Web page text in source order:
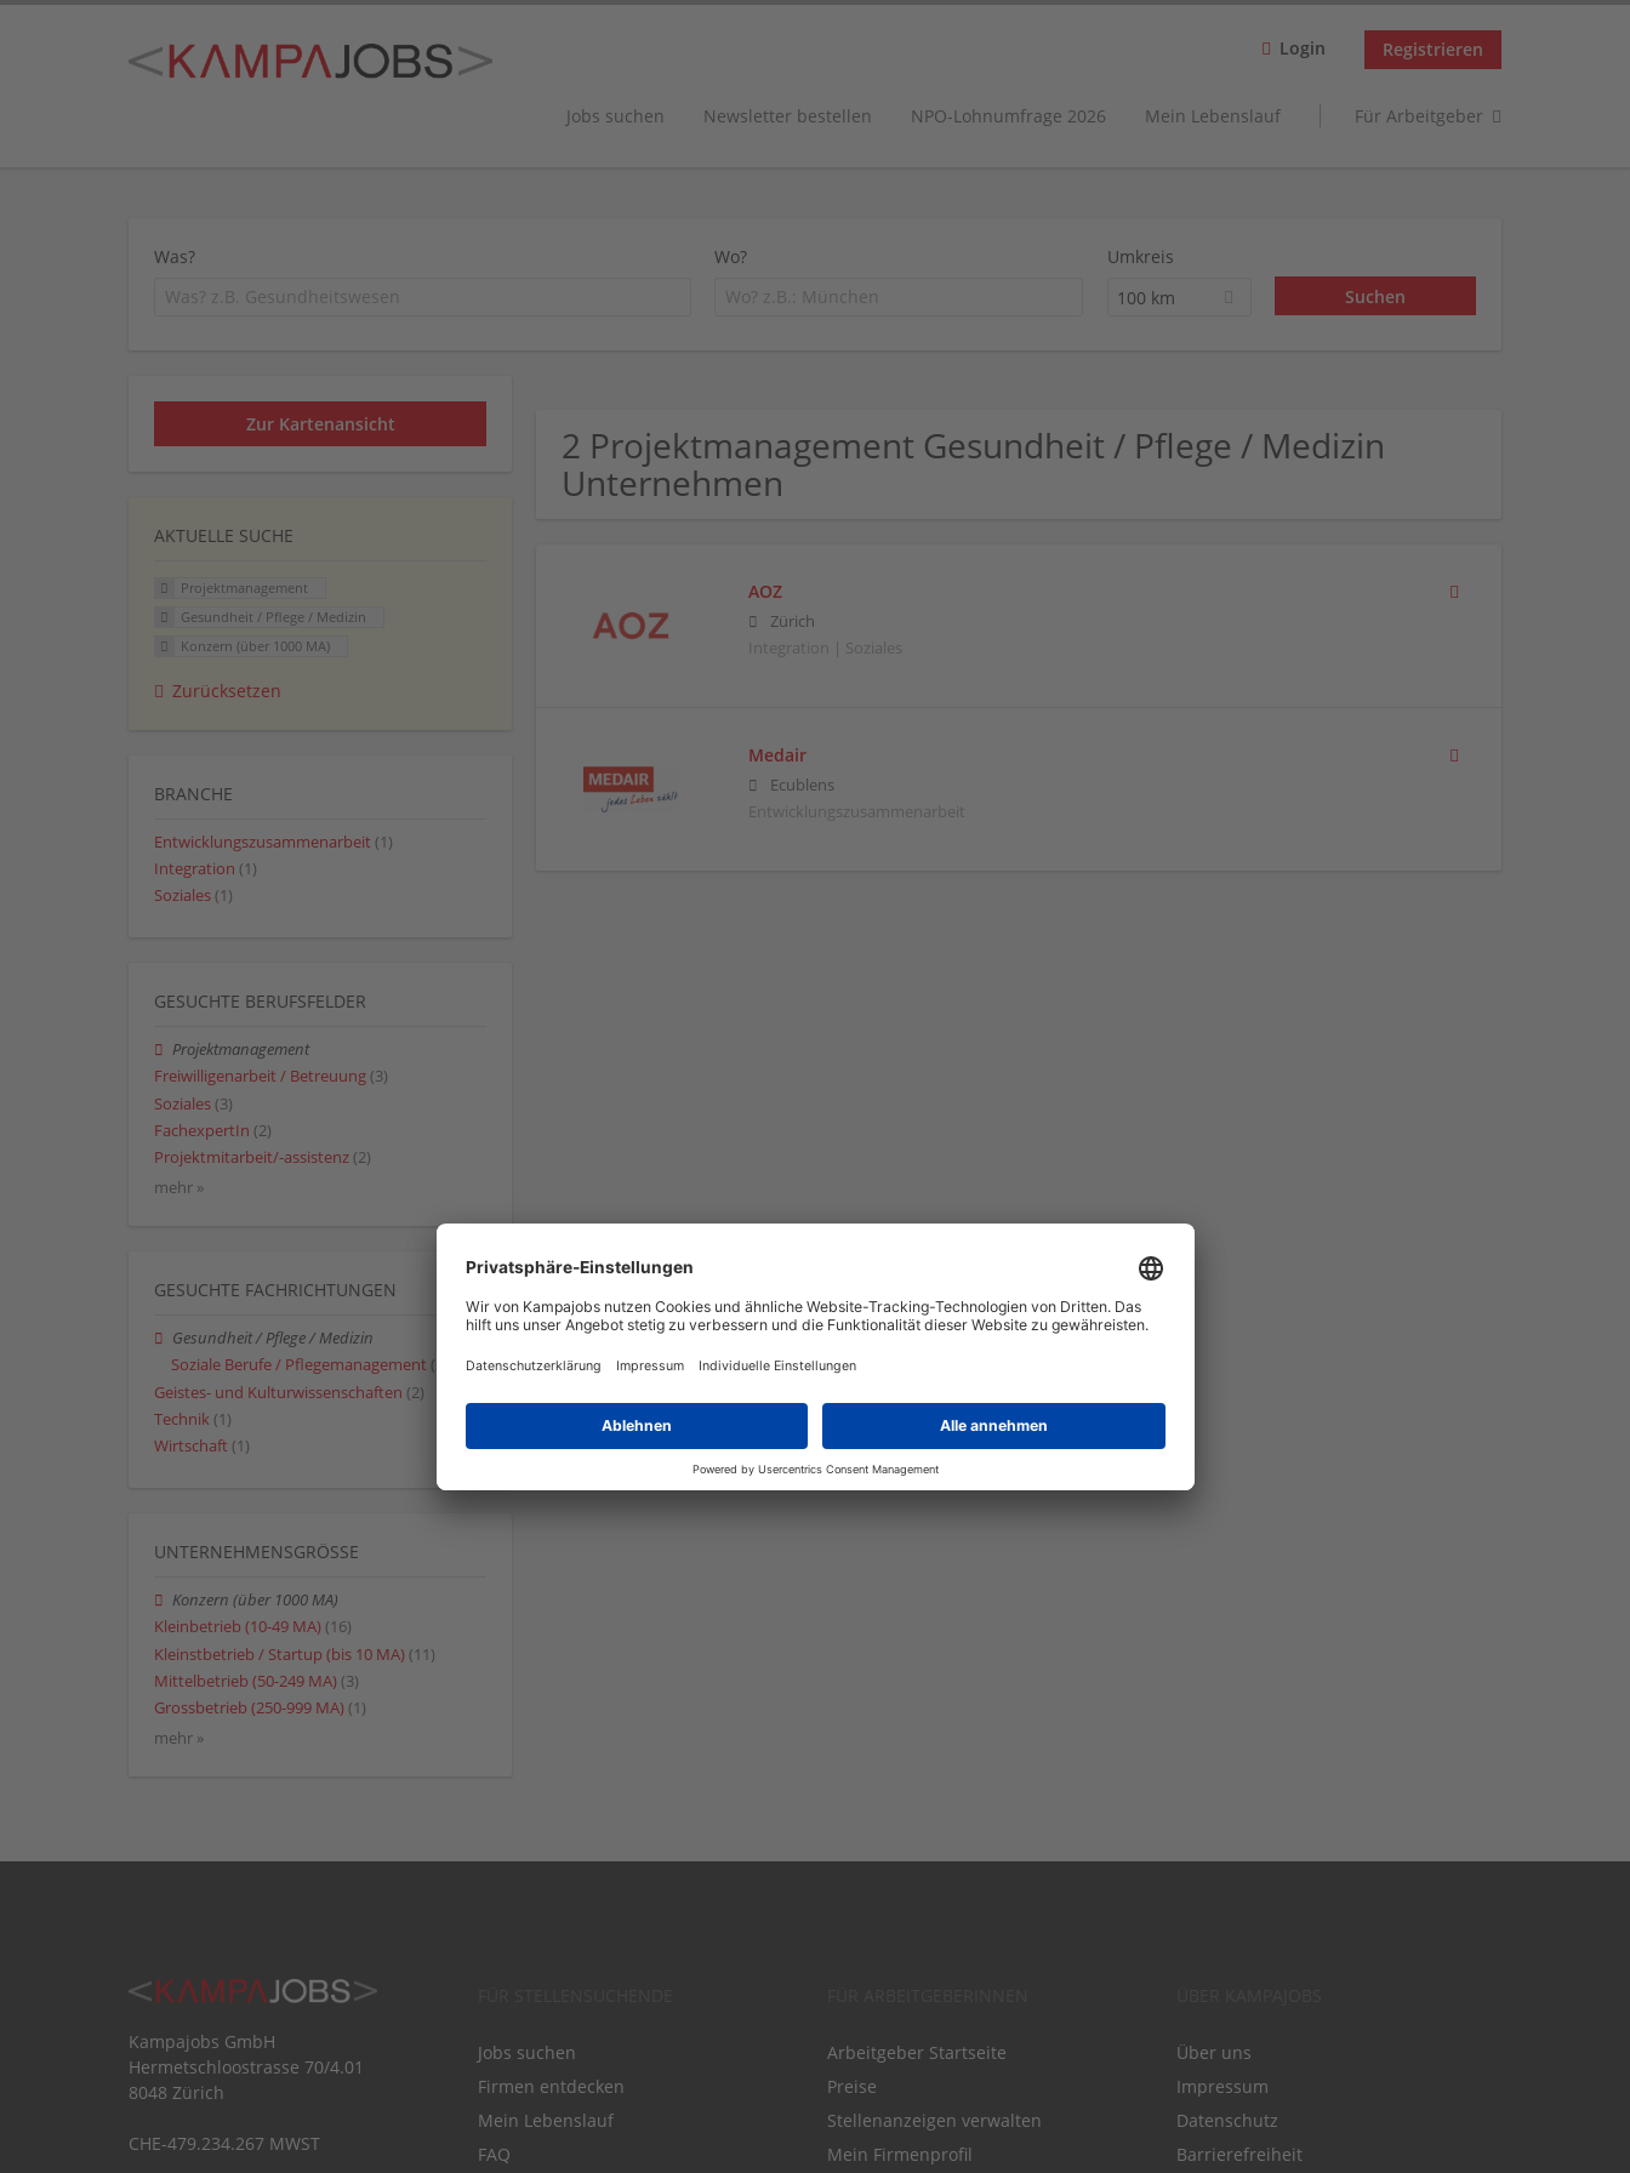
Login Registrieren
Jobs suchen Newsletter bestellen NPO-Lohnumfrage 2026 Mein Lebenslauf Für Arbeitgeber
Was? Wo?
Umkreis
100 km
2 Projektmanagement Gesundheit / Pflege / Medizin
Unternehmen
AOZ
Zürich
Integration | Soziales
Medair
Ecublens
Entwicklungszusammenarbeit
Zur Kartenansicht
AKTUELLE SUCHE
Projektmanagement
Gesundheit / Pflege / Medizin
Konzern (über 1000 MA)
Zurücksetzen
BRANCHE
Entwicklungszusammenarbeit (1)
Integration (1)
Soziales (1)
GESUCHTE BERUFSFELDER
Projektmanagement
Freiwilligenarbeit / Betreuung (3)
Soziales (3)
FachexpertIn (2)
Projektmitarbeit/-assistenz (2)
mehr »
GESUCHTE FACHRICHTUNGEN
Gesundheit / Pflege / Medizin
Soziale Berufe / Pflegemanagement (2)
Geistes- und Kulturwissenschaften (2)
Technik (1)
Wirtschaft (1)
UNTERNEHMENSGRÖSSE
Konzern (über 1000 MA)
Kleinbetrieb (10-49 MA) (16)
Kleinstbetrieb / Startup (bis 10 MA) (11)
Mittelbetrieb (50-249 MA) (3)
Grossbetrieb (250-999 MA) (1)
mehr »
Kampajobs GmbH
Hermetschloostrasse 70/4.01
8048 Zürich
CHE-479.234.267 MWST
Jobs suchen
Firmen entdecken
Mein Lebenslauf
FAQ
Arbeitgeber Startseite
Preise
Stellenanzeigen verwalten
Mein Firmenprofil
Über uns
Impressum
Datenschutz
Barrierefreiheit